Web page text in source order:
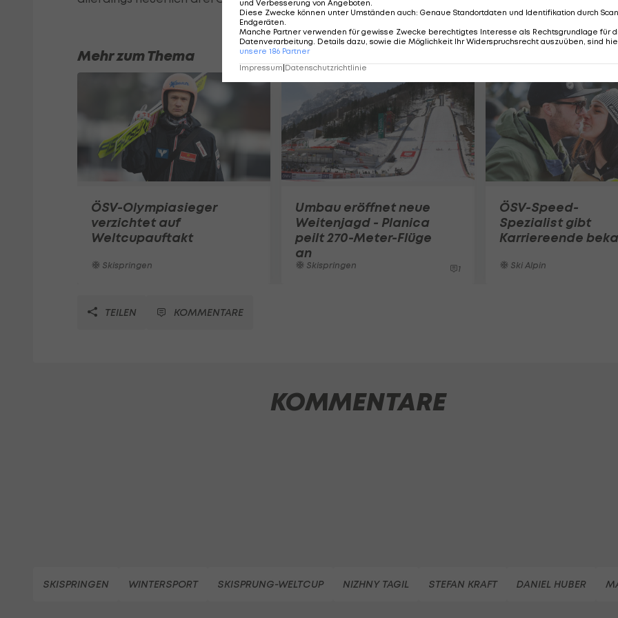
Mehr zum Thema
ÖSV-Olympiasieger
verzichtet auf
Weltcupauftakt
Skispringen
Umbau eröffnet neue
Weitenjagd - Planica
peilt 270-Meter-Flüge
an
Skispringen 1
ÖSV-Speed-
Spezialist gibt
Karriereende
Ski Alpin
TEILEN KOMMENTARE
KOMMENTARE
SKISPRINGEN WINTERSPORT SKISPRUNG-WELTCUP NIZHNY TAGIL STEFAN KRAFT DANIEL HUBER
und Verbesserung von Angeboten.
Diese Zwecke können unter Umständen auch: Genaue Standortdaten und Identifikation durch
Endgeräten.
Manche Partner verwenden für gewisse Zwecke berechtigtes Interesse als Rechtsgrundlage für
Datenverarbeitung. Details dazu, sowie die Möglichkeit Ihr Widerspruchsrecht auszuüben, sind
unsere 186 Partner
Impressum Datenschutzrichtlinie